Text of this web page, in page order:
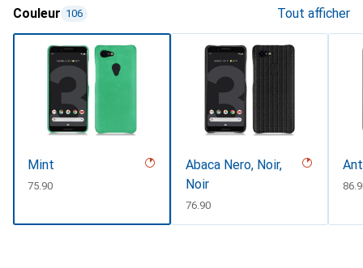
Couleur 106 Tout afficher
Mint
CHF
75.90
Abaca Nero, Noir,
Noir
CHF
76.90
CHF